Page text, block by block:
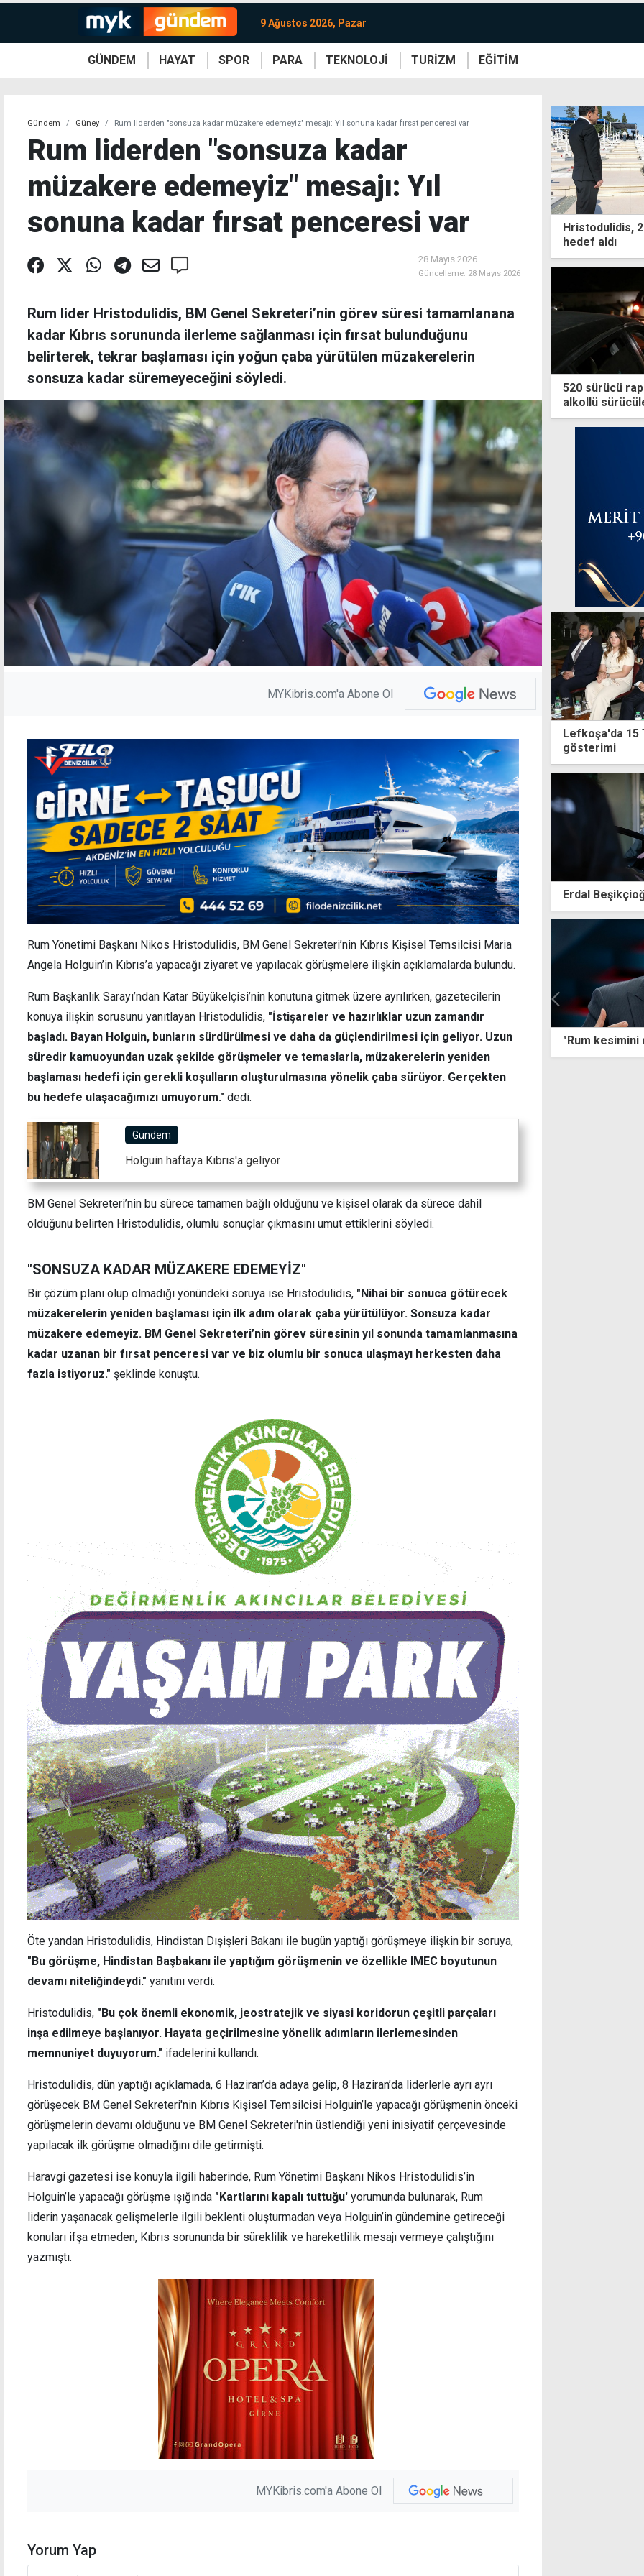
9 Ağustos 2026, Pazar
GÜNDEM HAYAT SPOR PARA TEKNOLOJİ TURİZM EĞİTİM
Gündem Güney Rum liderden "sonsuza kadar müzakere edemeyiz" mesajı: Yıl sonuna kadar fırsat penceresi var
Rum liderden "sonsuza kadar
müzakere edemeyiz" mesajı: Yıl
sonuna kadar fırsat penceresi var
28 Mayıs 2026
Güncelleme: 28 Mayıs 2026
Rum lider Hristodulidis, BM Genel Sekreteri’nin görev süresi tamamlanana
kadar Kıbrıs sorununda ilerleme sağlanması için fırsat bulunduğunu
belirterek, tekrar başlaması için yoğun çaba yürütülen müzakerelerin
sonsuza kadar süremeyeceğini söyledi.
MYKibris.com'a Abone Ol
Rum Yönetimi Başkanı Nikos Hristodulidis, BM Genel Sekreteri’nin Kıbrıs Kişisel Temsilcisi Maria
Angela Holguin’in Kıbrıs’a yapacağı ziyaret ve yapılacak görüşmelere ilişkin açıklamalarda bulundu.
Rum Başkanlık Sarayı’ndan Katar Büyükelçisi’nin konutuna gitmek üzere ayrılırken, gazetecilerin
konuya ilişkin sorusunu yanıtlayan Hristodulidis, "İstişareler ve hazırlıklar uzun zamandır
başladı. Bayan Holguin, bunların sürdürülmesi ve daha da güçlendirilmesi için geliyor. Uzun
süredir kamuoyundan uzak şekilde görüşmeler ve temaslarla, müzakerelerin yeniden
başlaması hedefi için gerekli koşulların oluşturulmasına yönelik çaba sürüyor. Gerçekten
bu hedefe ulaşacağımızı umuyorum." dedi.
Gündem
Holguin haftaya Kıbrıs'a geliyor
BM Genel Sekreteri’nin bu sürece tamamen bağlı olduğunu ve kişisel olarak da sürece dahil
olduğunu belirten Hristodulidis, olumlu sonuçlar çıkmasını umut ettiklerini söyledi.
"SONSUZA KADAR MÜZAKERE EDEMEYİZ"
Bir çözüm planı olup olmadığı yönündeki soruya ise Hristodulidis, "Nihai bir sonuca götürecek
müzakerelerin yeniden başlaması için ilk adım olarak çaba yürütülüyor. Sonsuza kadar
müzakere edemeyiz. BM Genel Sekreteri’nin görev süresinin yıl sonunda tamamlanmasına
kadar uzanan bir fırsat penceresi var ve biz olumlu bir sonuca ulaşmayı herkesten daha
fazla istiyoruz." şeklinde konuştu.
Öte yandan Hristodulidis, Hindistan Dışişleri Bakanı ile bugün yaptığı görüşmeye ilişkin bir soruya,
"Bu görüşme, Hindistan Başbakanı ile yaptığım görüşmenin ve özellikle IMEC boyutunun
devamı niteliğindeydi." yanıtını verdi.
Hristodulidis, "Bu çok önemli ekonomik, jeostratejik ve siyasi koridorun çeşitli parçaları
inşa edilmeye başlanıyor. Hayata geçirilmesine yönelik adımların ilerlemesinden
memnuniyet duyuyorum." ifadelerini kullandı.
Hristodulidis, dün yaptığı açıklamada, 6 Haziran’da adaya gelip, 8 Haziran’da liderlerle ayrı ayrı
görüşecek BM Genel Sekreteri'nin Kıbrıs Kişisel Temsilcisi Holguin’le yapacağı görüşmenin önceki
görüşmelerin devamı olduğunu ve BM Genel Sekreteri'nin üstlendiği yeni inisiyatif çerçevesinde
yapılacak ilk görüşme olmadığını dile getirmişti.
Haravgi gazetesi ise konuyla ilgili haberinde, Rum Yönetimi Başkanı Nikos Hristodulidis’in
Holguin’le yapacağı görüşme ışığında "Kartlarını kapalı tuttuğu' yorumunda bulunarak, Rum
liderin yaşanacak gelişmelerle ilgili beklenti oluşturmadan veya Holguin’in gündemine getireceği
konuları ifşa etmeden, Kıbrıs sorununda bir süreklilik ve hareketlilik mesajı vermeye çalıştığını
yazmıştı.
MYKibris.com'a Abone Ol
Yorum Yap
Hristodulidis,
hedef aldı
520 sürücü
alkollü
Lefkoşa'da
gösterimi
Erdal
Güzelyurt'ta toplu iş sözleşmesi ve sendikal
haklar konuşuldu
"Rum kesimini devlet olarak tanımıyoruz"
Denizde
hastanede